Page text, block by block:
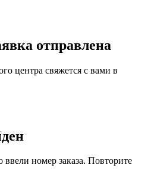
отправлена
центра свяжется с вами в
номер заказа. Повторите